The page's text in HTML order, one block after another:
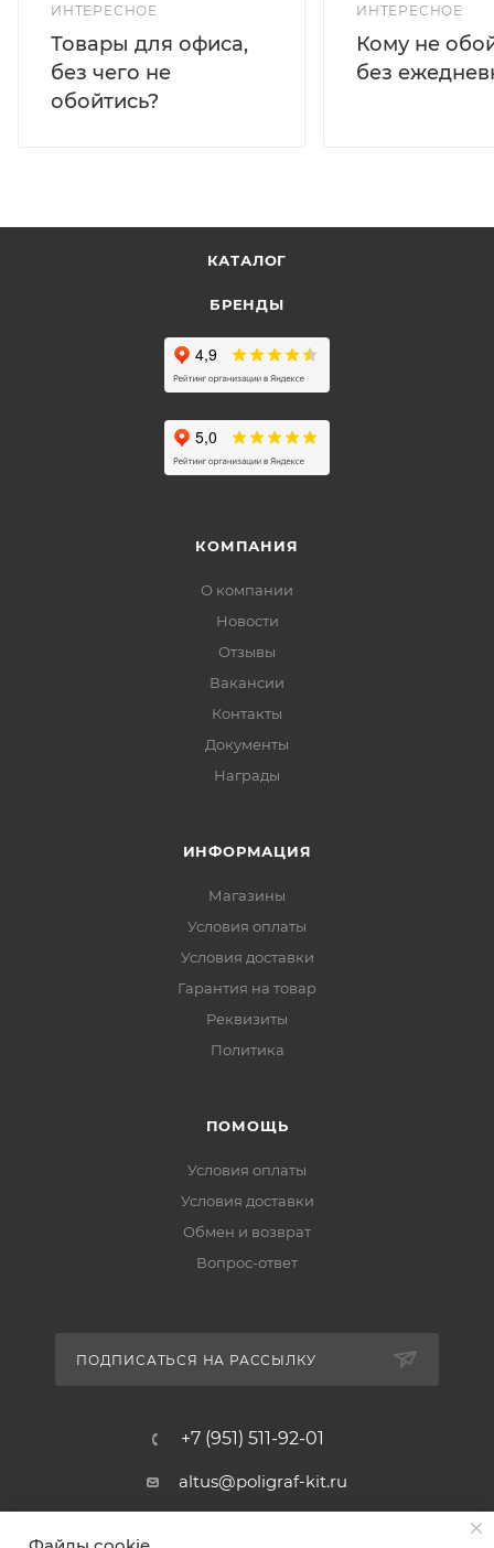
ИНТЕРЕСНОЕ
Товары для офиса,
без чего не
обойтись?
ИНТЕРЕСНОЕ
Кому не
без
КАТАЛОГ
БРЕНДЫ
КОМПАНИЯ
О компании
Новости
Отзывы
Вакансии
Контакты
Документы
Награды
ИНФОРМАЦИЯ
Магазины
Условия оплаты
Условия доставки
Гарантия на товар
Реквизиты
Политика
ПОМОЩЬ
Условия оплаты
Условия доставки
Обмен и возврат
Вопрос-ответ
ПОДПИСАТЬСЯ НА РАССЫЛКУ
+7 (951) 511-92-01
altus@poligraf-kit.ru